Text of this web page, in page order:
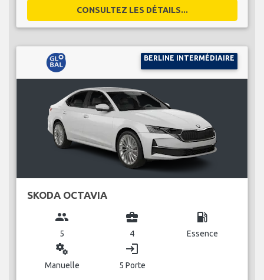
CONSULTEZ LES DÉTAILS...
BERLINE INTERMÉDIAIRE
SKODA OCTAVIA
group
5
business_center
4
local_gas_station
Essence
miscellaneous_services
Manuelle
login
5 Porte